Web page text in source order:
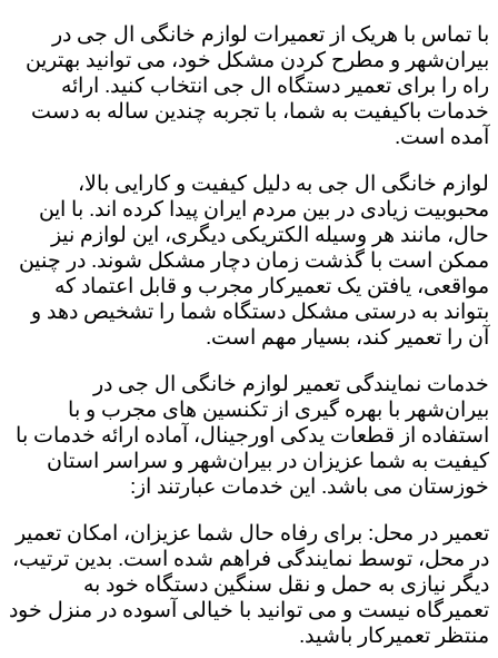
با تماس با هریک از تعمیرات لوازم خانگی ال جی در
بیران‌شهر و مطرح کردن مشکل خود، می توانید بهترین
راه را برای تعمیر دستگاه ال جی انتخاب کنید. ارائه
خدمات باکیفیت به شما، با تجربه چندین ساله به دست
آمده است.
لوازم خانگی ال جی به دلیل کیفیت و کارایی بالا،
محبوبیت زیادی در بین مردم ایران پیدا کرده اند. با این
حال، مانند هر وسیله الکتریکی دیگری، این لوازم نیز
ممکن است با گذشت زمان دچار مشکل شوند. در چنین
مواقعی، یافتن یک تعمیرکار مجرب و قابل اعتماد که
بتواند به درستی مشکل دستگاه شما را تشخیص دهد و
آن را تعمیر کند، بسیار مهم است.
خدمات نمایندگی تعمیر لوازم خانگی ال جی در
بیران‌شهر با بهره گیری از تکنسین های مجرب و با
استفاده از قطعات یدکی اورجینال، آماده ارائه خدمات با
کیفیت به شما عزیزان در بیران‌شهر و سراسر استان
خوزستان می باشد. این خدمات عبارتند از:
تعمیر در محل: برای رفاه حال شما عزیزان، امکان تعمیر
در محل، توسط نمایندگی فراهم شده است. بدین ترتیب،
دیگر نیازی به حمل و نقل سنگین دستگاه خود به
تعمیرگاه نیست و می توانید با خیالی آسوده در منزل خود
منتظر تعمیرکار باشید.